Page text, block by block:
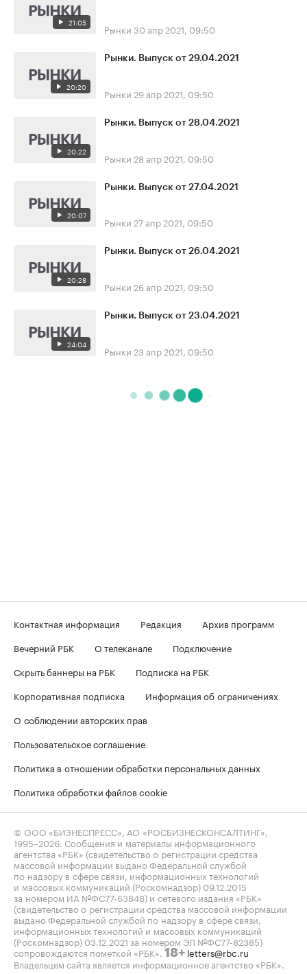
21:05 Рынки 30 апр 2021, 09:50
20:20
Рынки. Выпуск от 29.04.2021
Рынки 29 апр 2021, 09:50
20:22
Рынки. Выпуск от 28.04.2021
Рынки 28 апр 2021, 09:50
20:07
Рынки. Выпуск от 27.04.2021
Рынки 27 апр 2021, 09:50
20:28
Рынки. Выпуск от 26.04.2021
Рынки 26 апр 2021, 09:50
24:04
Рынки. Выпуск от 23.04.2021
Рынки 23 апр 2021, 09:50
Контактная информация Редакция
Архив программ
Вечерний РБК
О телеканале
Подключение
Скрыть баннеры на РБК
Подписка на РБК
Корпоративная подписка
Информация об ограничениях
О соблюдении авторских прав
Пользовательское соглашение
Политика в отношении обработки персональных данных
Политика обработки файлов cookie
© ООО «БИЗНЕСПРЕСС», АО «РОСБИЗНЕСКОНСАЛТИНГ»,
1995–2026 . Сообщения и материалы информационного
агентства «РБК» (свидетельство о регистрации средства
массовой информации выдано Федеральной службой
по надзору в сфере связи, информационных технологий
и массовых коммуникаций (Роскомнадзор) 09.12.2015
за номером ИА №ФС77-63848) и сетевого издания «РБК»
(свидетельство о регистрации средства массовой информации
выдано Федеральной службой по надзору в сфере связи,
информационных технологий и массовых коммуникаций
(Роскомнадзор) 03.12.2021 за номером ЭЛ №ФС77-82385)
сопровождаются пометкой «РБК». 18+ letters@rbc.ru
Владельцем сайта является информационное агентство «РБК».